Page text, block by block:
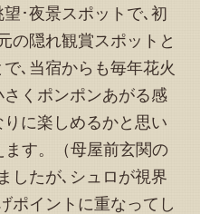
その他イベント等のお知
約可能日（カレンダー９
その他イベント等のお知
･夜景スポットで､初
の隠れ観賞スポットと
､当宿からも毎年花火
くポンポンあがる感
に楽しめるかと思い
ます。（母屋前玄関の
したが､シュロが視界
ポイントに重なってし